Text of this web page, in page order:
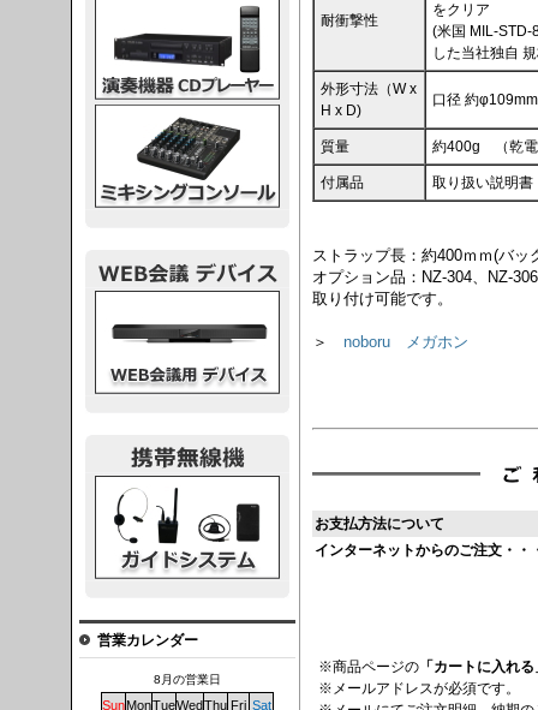
耐衝撃性
をクリア
(米国 MIL-STD-
した当社独自
外形寸法（W x
H x D)
口径 約
質量 約400g （乾電
付属品 取り扱い説明書
ストラップ長：約400ｍｍ(バッ
オプション品：NZ-304、NZ-
取り付け可能です。
＞ noboru メガホン
お支払方法について
インターネットからのご注文・・
※商品ページの 「カートに入れる
※メールアドレスが必須です。
営業カレンダー
8月の営業日
SunMonTueWedThu Fri Sat